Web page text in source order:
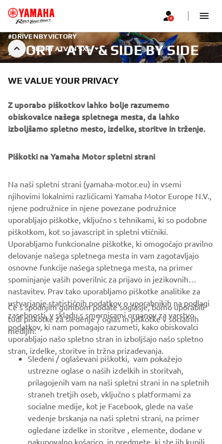
SPORT ATV IN SXS
#DRIVENBYVICTORY
SPORT - ATV & SIDE BY SIDE
Raziščite ponudbo
VEČ O TEM
PODJETJA
ZA PODJETJA
VEČ YAMAHA
PODPORA
GLASILO
Med prvimi prejmite novice o najnovejših ponudbah, posebnih
dogodkih, novih izdajah in še veliko več
WE VALUE YOUR PRIVACY
Z uporabo piškotkov lahko bolje razumemo
obiskovalce našega spletnega mesta, da lahko
izboljšamo spletno mesto, izdelke, storitve in trženje.
Piškotki na Yamaha Motor spletni strani
Na naši spletni strani (yamaha-motor.eu) in vsemi
njihovimi lokalnimi različicami Yamaha Motor Europe N.V.,
njene podružnice in njene povezane podružnice
uporabljajo piškotke, vključno s tehnikami, ki so podobne
piškotkom, kot so javascript in spletni vtičniki.
Uporabljamo funkcionalne piškotke, ki omogočajo pravilno
delovanje našega spletnega mesta in vam zagotavljajo
osnovne funkcije našega spletnega mesta, na primer
spominjanje vaših poverilnic za prijavo in jezikovnih
nastavitev. Prav tako uporabljamo piškotke analitike za
ustvarjanje statističnih podatkov o uporabnikih na podlagi
zasebnosti, v skladu s smernicami organov za varstvo
podatkov, ki nam pomagajo razumeti, kako obiskovalci
uporabljajo našo spletno stran in izboljšajo našo spletno
stran, izdelke, storitve in tržna prizadevanja.
Če s spodnjim gumbom podate soglasje, bomo uporabili
tudi piškotke za sledenje / oglas in piškotke v socialnih
medijih:
Sledeni / oglaševani piškotki, vam pokažejo
ustrezne oglase o naših izdelkih in storitvah,
prilagojenih vam na naši spletni strani in na spletnih
straneh tretjih oseb, vključno s platformami za
socialne medije, kot je Facebook, glede na vaše
vedenje brskanja na naši spletni strani, na primer
ogledane izdelke in storitve , elemente, dodane v
nakupovalno košarico, in predmete, ki ste jih kupili,